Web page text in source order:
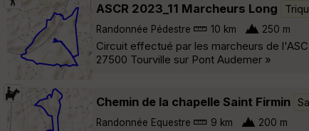
ASCR 2023_11 Marcheurs Long
Randonnée Pédestre 10 km 250 m
Circuit effectué par les marcheurs de
27500 Tourville sur Pont Audemer »
Chemin de la chapelle Saint Firmin
Randonnée Equestre 9 km 200 m